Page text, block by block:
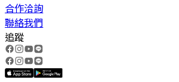
合作洽詢
聯絡我們
追蹤